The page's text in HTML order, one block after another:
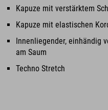
Kapuze mit verstärktem
Kapuze mit elastischen
Innenliegender, einhändig
am Saum
Techno Stretch